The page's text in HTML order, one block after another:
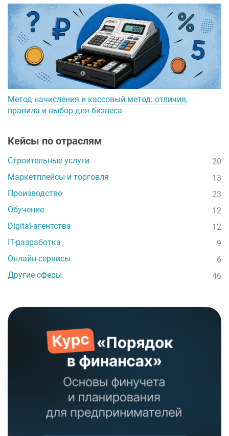
Метод начисления и кассовый метод: отличия,
правила и выбор для бизнеса
Кейсы по отраслям
Строительные услуги
20
Маркетплейсы и торговля
13
Производство
23
Обучение
12
Digital-агентства
12
IT-разработка
9
Онлайн-сервисы
6
Другие сферы
46